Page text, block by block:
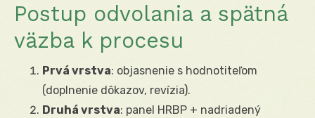
Postup odvolania a spätná
väzba k procesu
Prvá vrstva: objasnenie s hodnotiteľom
(doplnenie dôkazov, revízia).
Druhá vrstva: panel HRBP + nadriadený